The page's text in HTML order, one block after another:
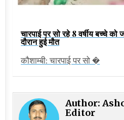
चारपाई पर सो रहे 8 वर्षीय बच्चे
दौरान हुई मौत
कौशाम्बी: चारपाई पर सो �
Author:
Editor